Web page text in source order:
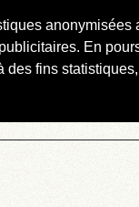
anonymisées
En
fins